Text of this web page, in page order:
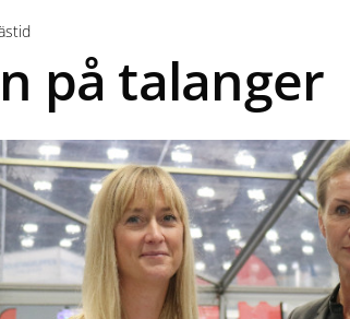
på talanger